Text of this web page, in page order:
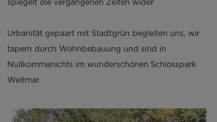
spiegelt die vergangenen Zeiten wider
Urbanität gepaart mit Stadtgrün begleiten uns, wir
tapern durch Wohnbebauung und sind in
Nullkommanichts im wunderschönen Schlosspark
Weitmar.